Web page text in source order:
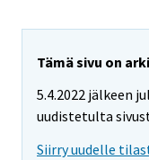
Tämä sivu on
5.4.2022 jälkeen
uudistetulta
Siirry uudelle